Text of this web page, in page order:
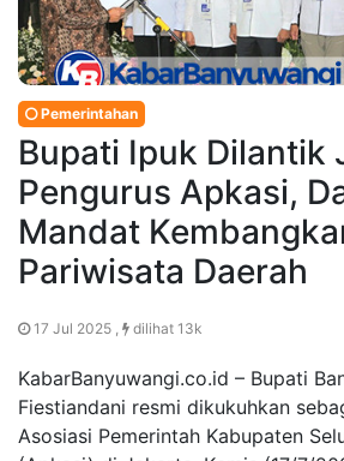
Pemerintahan
Bupati Ipuk Dilantik
Pengurus Apkasi,
Mandat
Pariwisata Daerah
17 Jul 2025 , dilihat 13k
KabarBanyuwangi.co.id – Bupati
Fiestiandani resmi dikukuhkan
Asosiasi Pemerintah Kabupaten